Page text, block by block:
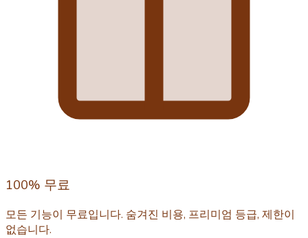
100% 무료
모든 기능이 무료입니다. 숨겨진 비용, 프리미엄 등급, 제한이
없습니다.